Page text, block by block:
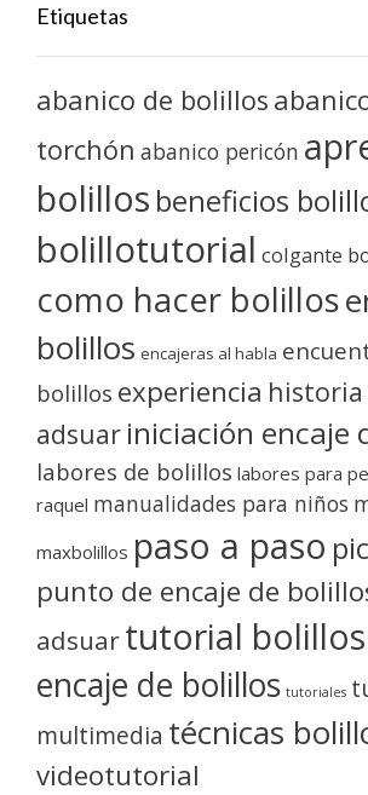
Etiquetas
abanico de bolillos
torchón abanico pericón
bolillos beneficios
bolillotutorial colgante
como hacer bolillos
bolillos encajeras al habla
bolillos experiencia
adsuar iniciación encaje
labores de bolillos labores para
raquel manualidades para niños
maxbolillos paso a paso
punto de encaje de
adsuartutorial bolillos
encaje de bolillos tutoriales
multimedia técnicas
videotutorial